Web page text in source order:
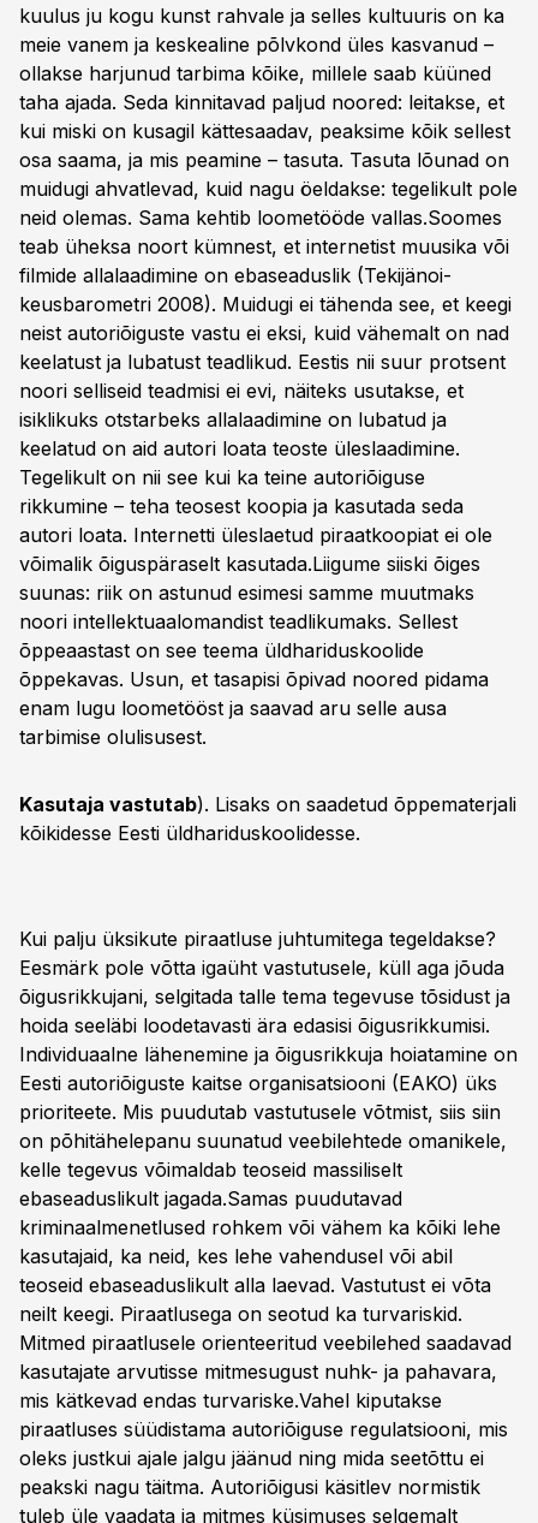
kuulus ju kogu kunst rahvale ja selles kultuuris on ka
meie vanem ja kesk­ealine põlvkond üles kasvanud –
ollakse harjunud tarbima kõike, millele saab küüned
taha ajada. Seda kinnitavad paljud noored: leitakse, et
kui miski on kusagil kättesaadav, peaksime kõik sellest
osa saama, ja mis peamine – tasuta. Tasuta lõunad on
muidugi ahvatlevad, kuid nagu öeldakse: tegelikult pole
neid olemas. Sama kehtib loometööde vallas.Soomes
teab üheksa noort kümnest, et internetist muusika või
fil­mi­de allalaadimi­ne on ebaseaduslik (Tekijänoi­
keusbarometri 2008). Muidugi ei tähenda see, et keegi
neist autoriõiguste vastu ei eksi, kuid vähemalt on nad
keela­tust ja lubatust teadlikud. Ees­tis nii suur protsent
noori selliseid teadmisi ei evi, näiteks usutakse, et
isiklikuks otstarbeks allalaadimine on lubatud ja
keelatud on aid autori loata teoste üleslaadimine.
Tegelikult on nii see kui ka teine autoriõiguse
rikkumine – teha teosest koopia ja kasutada seda
autori loata. Internetti üleslaetud piraatkoopiat ei ole
võimalik õiguspäraselt kasutada.Liigume siiski õiges
suunas: riik on astunud esimesi samme muutmaks
noori intellektuaalomandist teadliku­maks. Sellest
õppeaastast on see teema üldhariduskoolide
õppekavas. Usun, et tasapisi õpivad noored pidama
enam lugu loometööst ja saavad aru selle ausa
tarbimise olulisusest.
Kasutaja vastutab). Lisaks on saadetud õppematerjali
kõikidesse Eesti üldhariduskoolidesse.
Kui palju üksikute piraatluse juhtumitega tegeldakse?
Eesmärk pole võtta igaüht vastutusele, küll aga jõuda
õigusrikkujani, selgitada talle tema tegevuse tõsidust ja
hoida seeläbi loodetavasti ära edasisi õigusrikkumisi.
Individuaalne lähenemine ja õigusrikkuja hoiatamine on
Eesti autoriõiguste kaitse organisatsiooni (EAKO) üks
prioriteete. Mis puudutab vastutusele võtmist, siis siin
on põhitähelepanu suunatud veebilehtede omanikele,
kelle tegevus võimaldab teoseid massiliselt
ebaseaduslikult jagada.Samas puudutavad
kriminaalmenetlused rohkem või vähem ka kõiki lehe
kasutajaid, ka neid, kes lehe vahendusel või abil
teoseid ebaseaduslikult alla laevad. Vastutust ei võta
neilt keegi. Piraatlusega on seotud ka turvariskid.
Mitmed piraatlusele orienteeritud veebilehed saadavad
kasutajate arvutisse mitmesugust nuhk- ja pahavara,
mis kätkevad endas turvariske.Vahel kiputakse
piraatluses süüdistama autoriõiguse regulatsiooni, mis
oleks justkui ajale jalgu jäänud ning mida seetõttu ei
peakski nagu täitma. Autoriõigusi käsitlev normistik
tuleb üle vaadata ja mitmes küsimuses selgemalt